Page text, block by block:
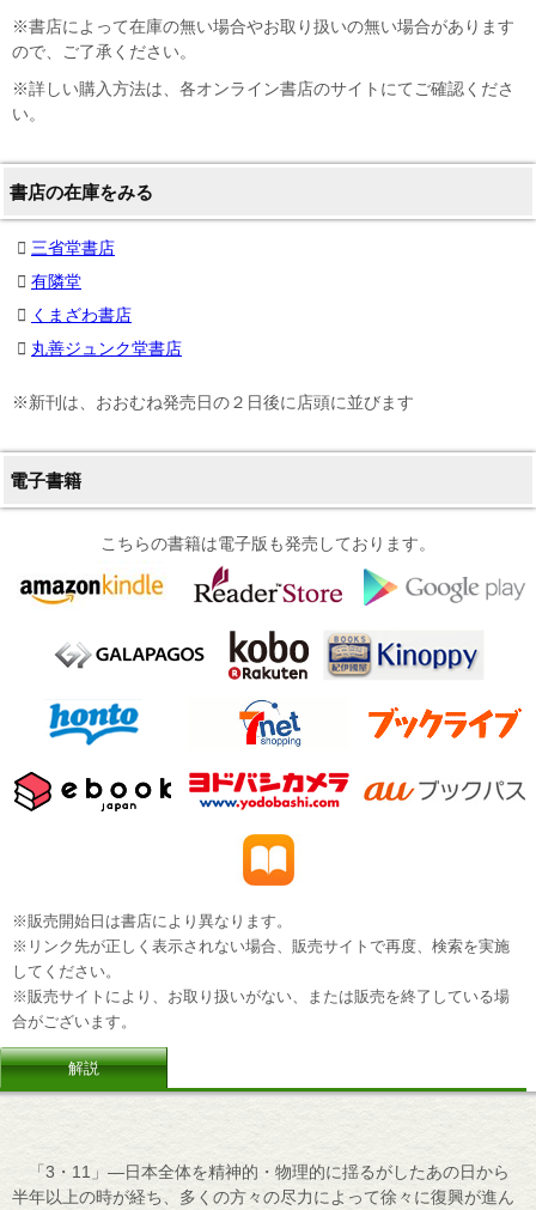
※書店によって在庫の無い場合やお取り扱いの無い場合があります
ので、ご了承ください。
※詳しい購入方法は、各オンライン書店のサイトにてご確認くださ
い。
書店の在庫をみる
三省堂書店
有隣堂
くまざわ書店
丸善ジュンク堂書店
※新刊は、おおむね発売日の２日後に店頭に並びます
電子書籍
こちらの書籍は電子版も発売しております。
※販売開始日は書店により異なります。
※リンク先が正しく表示されない場合、販売サイトで再度、検索を実施
してください。
※販売サイトにより、お取り扱いがない、または販売を終了している場
合がございます。
解説
「3・11」―日本全体を精神的・物理的に揺るがしたあの日から
半年以上の時が経ち、多くの方々の尽力によって徐々に復興が進ん